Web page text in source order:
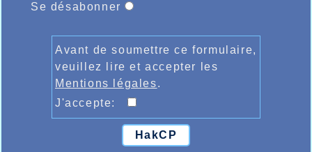
Se désabonner
Avant de soumettre ce formulaire,
veuillez lire et accepter les
Mentions légales.
J'accepte:
HakCP